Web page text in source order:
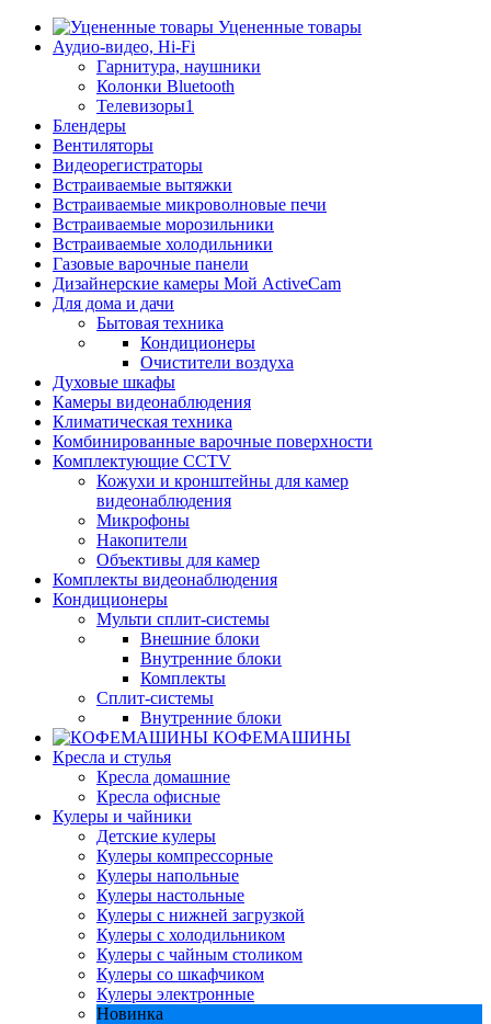
Уцененные товары
Аудио-видео, Hi-Fi
Гарнитура, наушники
Колонки Bluetooth
Телевизоры1
Блендеры
Вентиляторы
Видеорегистраторы
Встраиваемые вытяжки
Встраиваемые микроволновые печи
Встраиваемые морозильники
Встраиваемые холодильники
Газовые варочные панели
Дизайнерские камеры Мой ActiveCam
Для дома и дачи
Бытовая техника
Кондиционеры
Очистители воздуха
Духовые шкафы
Камеры видеонаблюдения
Климатическая техника
Комбинированные варочные поверхности
Комплектующие CCTV
Кожухи и кронштейны для камер
видеонаблюдения
Микрофоны
Накопители
Объективы для камер
Комплекты видеонаблюдения
Кондиционеры
Мульти сплит-системы
Внешние блоки
Внутренние блоки
Комплекты
Сплит-системы
Внутренние блоки
КОФЕМАШИНЫ
Кресла и стулья
Кресла домашние
Кресла офисные
Кулеры и чайники
Детские кулеры
Кулеры компрессорные
Кулеры напольные
Кулеры настольные
Кулеры с нижней загрузкой
Кулеры с холодильником
Кулеры с чайным столиком
Кулеры со шкафчиком
Кулеры электронные
Новинка